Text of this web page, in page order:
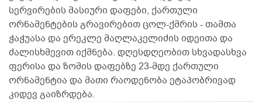
სერვირების მასიური დაფები, ქართული
ორნამენტების გრავირებით ცოლ-ქმრის - თამთა
ჭაჭუასა და ერეკლე მაღლაკელიძის იდეითა და
ძალისხმევით იქმნება. დღესდღეობით სხვადასხვა
ფერისა და ზომის დაფებზე 23-მდე ქართული
ორნამენტია და მათი რაოდენობა ეტაპობრივად
კიდევ გაიზრდება.